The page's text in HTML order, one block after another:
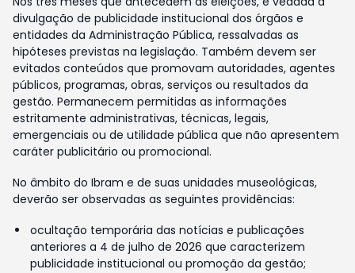
divulgação de publicidade institucional dos órgãos e
entidades da Administração Pública, ressalvadas as
hipóteses previstas na legislação. Também devem ser
evitados conteúdos que promovam autoridades, agentes
públicos, programas, obras, serviços ou resultados da
gestão. Permanecem permitidas as informações
estritamente administrativas, técnicas, legais,
emergenciais ou de utilidade pública que não apresentem
caráter publicitário ou promocional.
No âmbito do Ibram e de suas unidades museológicas,
deverão ser observadas as seguintes providências:
ocultação temporária das notícias e publicações
anteriores a 4 de julho de 2026 que caracterizem
publicidade institucional ou promoção da gestão;